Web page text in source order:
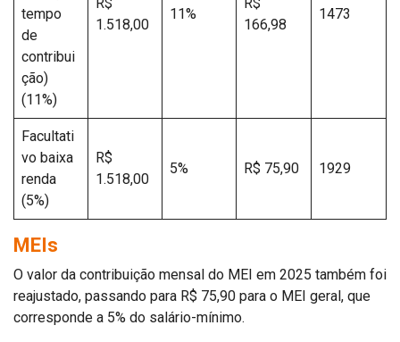
tempo
de
contribui
ção)
(11%)
1.518,00
11%
166,98
1473
Facultati
vo baixa
renda
(5%)
R$
1.518,00
5% R$ 75,90 1929
MEIs
O valor da contribuição mensal do MEI em 2025 também foi
reajustado, passando para R$ 75,90 para o MEI geral, que
corresponde a 5% do salário-mínimo.